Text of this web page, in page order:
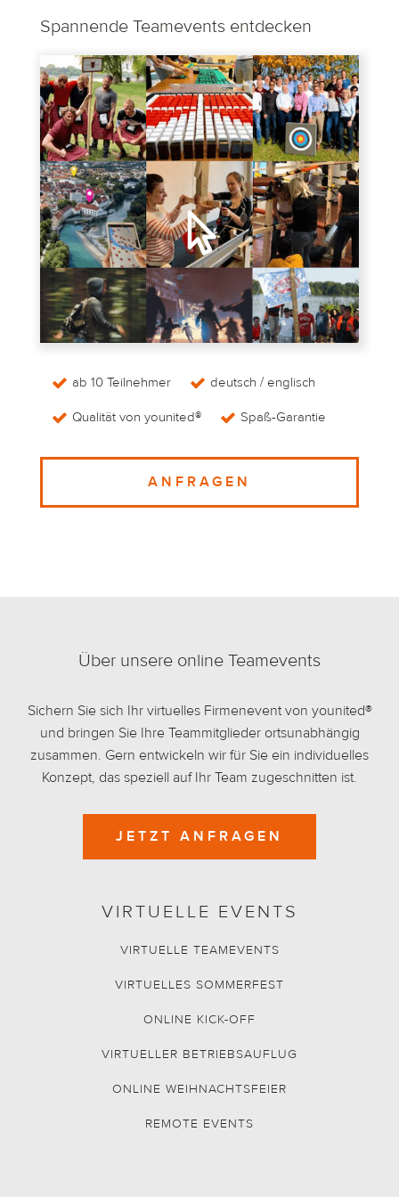
Spannende Teamevents entdecken
ab 10 Teilnehmer deutsch / englisch
Qualität von younited® Spaß-Garantie
ANFRAGEN
Über unsere online Teamevents
Sichern Sie sich Ihr virtuelles Firmenevent von younited®
und bringen Sie Ihre Teammitglieder ortsunabhängig
zusammen. Gern entwickeln wir für Sie ein individuelles
Konzept, das speziell auf Ihr Team zugeschnitten ist.
JETZT ANFRAGEN
VIRTUELLE EVENTS
VIRTUELLE TEAMEVENTS
VIRTUELLES SOMMERFEST
ONLINE KICK-OFF
VIRTUELLER BETRIEBSAUFLUG
ONLINE WEIHNACHTSFEIER
REMOTE EVENTS